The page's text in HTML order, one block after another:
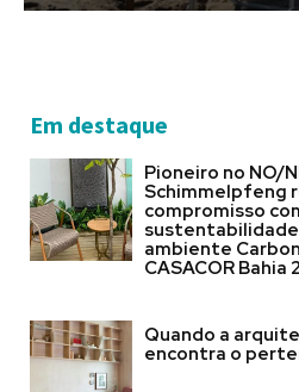
Em destaque
Pioneiro no NO/
Schimmelpfeng
compromisso
ambiente
CASACOR Bahia
Quando a
encontra o